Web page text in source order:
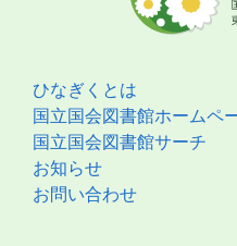
ひなぎくとは
国立国会図書館ホームペ
国立国会図書館サーチ
お知らせ
お問い合わせ